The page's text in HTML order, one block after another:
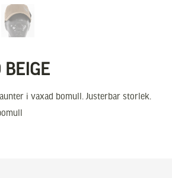
BEIGE
i vaxad bomull. Justerbar storlek.